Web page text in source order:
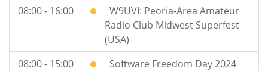
08:00 - 16:00
W9UVI: Peoria-Area Amateur
Radio Club Midwest Superfest
(USA)
08:00 - 15:00
Software Freedom Day 2024